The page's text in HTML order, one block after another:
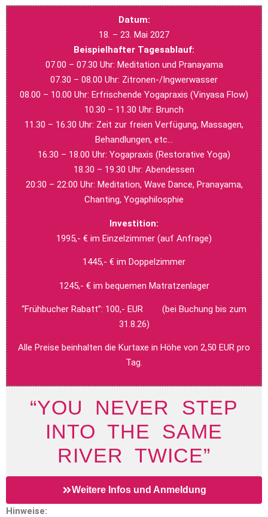
Datum:
18. – 23. Mai 2027
Beispielhafter Tagesablauf:
07.00 – 07.30 Uhr: Meditation und Pranayama
07.30 – 08.00 Uhr: Zitronen-/Ingwerwasser
08.00 – 10.00 Uhr: Erfrischende Yogapraxis (Vinyasa Flow)
10.30 – 11.30 Uhr: Brunch
11.30 – 16.30 Uhr: Zeit zur freien Verfügung, Massagen,
Behandlungen, etc…
16.30 – 18.00 Uhr: Yogapraxis (Restorative Yoga)
18.30 – 19.30 Uhr: Abendessen
20:30 – 22:00 Uhr: Meditation, Wave Dance, Pranayama,
Chanting, Yogaphilosphie
Investition:
1995,- € im Einzelzimmer (auf Anfrage)
1445,- € im Doppelzimmer
1245,- € im bequemen Matratzenlager
“Frühbucher Rabatt”: 100,- EUR (bei Buchung bis zum
31.8.26)
Alle Preise beinhalten die Kurtaxe in Höhe von 2,50 EUR pro
Tag.
“YOU NEVER STEP
INTO THE SAME
RIVER TWICE”
Weitere Infos und Anmeldung
Hinweise: